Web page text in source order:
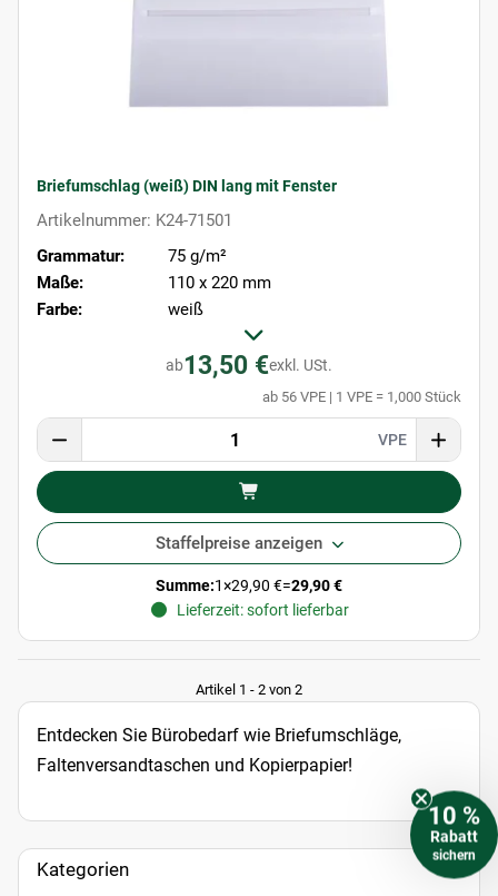
Briefumschlag (weiß) DIN lang mit Fenster
Artikelnummer: K24-71501
Grammatur:
75 g/m²
Maße:
110 x 220 mm
Farbe:
weiß
ab13,50 €exkl. USt.
ab 56 VPE | 1 VPE = 1,000 Stück
VPE
Staffelpreise anzeigen
Summe:1×29,90 €=29,90 €
Lieferzeit: sofort lieferbar
Artikel 1 - 2 von 2
Entdecken Sie Bürobedarf wie Briefumschläge,
Faltenversandtaschen und Kopierpapier!
Kategorien
10 %
Rabatt
sichern